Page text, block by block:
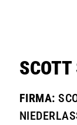
SCOTT
FIRMA: